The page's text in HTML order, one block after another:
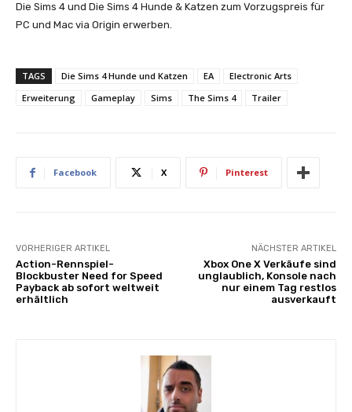
Die Sims 4 und Die Sims 4 Hunde & Katzen zum Vorzugspreis für
PC und Mac via Origin erwerben.
TAGS Die Sims 4 Hunde und Katzen EA
Electronic Arts
Erweiterung
Gameplay Sims The Sims 4 Trailer
Facebook X Pinterest
VORHERIGER ARTIKEL
Action-Rennspiel-
Blockbuster Need for Speed
Payback ab sofort weltweit
erhältlich
NÄCHSTER ARTIKEL
Xbox One X Verkäufe sind
unglaublich, Konsole nach
nur einem Tag restlos
ausverkauft